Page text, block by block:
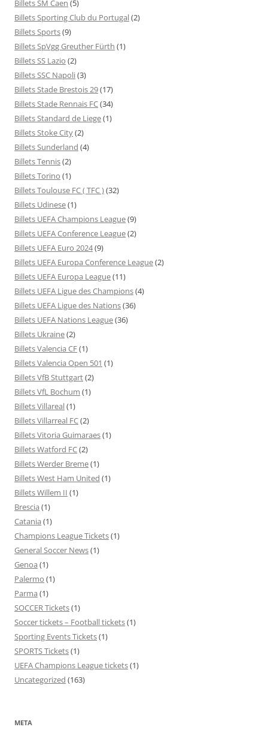
Billets SM Caen (5)
Billets Sporting Club du Portugal(2)
Billets Sports(9)
Billets SpVgg Greuther Fürth (1)
Billets SS Lazio (2)
Billets SSC Napoli(3)
Billets Stade Brestois 29(17)
Billets Stade Rennais FC(34)
Billets Standard de Liege(1)
Billets Stoke City(2)
Billets Sunderland (4)
Billets Tennis(2)
Billets Torino (1)
Billets Toulouse FC ( TFC )(32)
Billets Udinese(1)
Billets UEFA Champions League(9)
Billets UEFA Conference League(2)
Billets UEFA Euro 2024(9)
Billets UEFA Europa Conference League(2)
Billets UEFA Europa League(11)
Billets UEFA Ligue des Champions(4)
Billets UEFA Ligue des Nations(36)
Billets UEFA Nations League(36)
Billets Ukraine(2)
Billets Valencia CF(1)
Billets Valencia Open 501 (1)
Billets VfB Stuttgart(2)
Billets VfL Bochum (1)
Billets Villareal(1)
Billets Villarreal FC(2)
Billets Vitoria Guimaraes(1)
Billets Watford FC(2)
Billets Werder Breme(1)
Billets West Ham United (1)
Billets Willem II (1)
Brescia (1)
Catania (1)
Champions League Tickets(1)
General Soccer News(1)
Genoa (1)
Palermo (1)
Parma (1)
SOCCER Tickets(1)
Soccer tickets – Football tickets(1)
Sporting Events Tickets(1)
SPORTS Tickets(1)
UEFA Champions League tickets(1)
Uncategorized (163)
META